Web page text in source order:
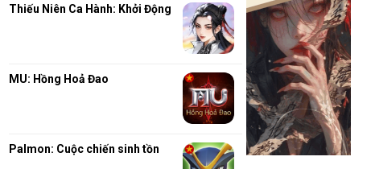
Thiếu Niên Ca Hành: Khởi Động
MU: Hồng Hoả Đao
Palmon: Cuộc chiến sinh tồn